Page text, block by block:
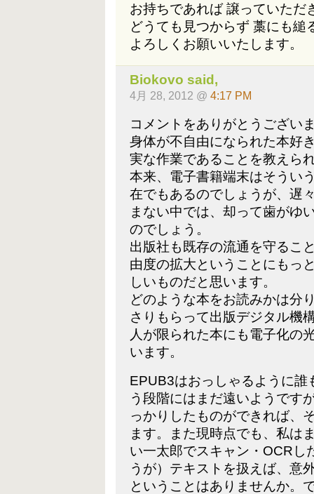
お持ちであれば 譲っていただ
どうても見つからず 藁にも縋
よろしくお願いいたします。
Biokovo said,
4月 28, 2012 @ 4:17 PM
コメントをありがとうござい
身体が不自由になられた本好
実な作業であることを教えら
本来、電子書籍端末はそうい
在でもあるのでしょうが、遅
まない中では、却って歯がゆ
のでしょう。
出版社も既存の流通を守るこ
由度の拡大ということにもっ
しいものだと思います。
どのような本をお読みかは分
さりもらって出版デジタル機
人が限られた本にも電子化の
います。
EPUB3はおっしゃるように
う段階にはまだ遠いようです
っかりしたものができれば、
ます。また現時点でも、私は
い一太郎でスキャン・OCRし
うが）テキストを扱えば、意
ということはありませんか。